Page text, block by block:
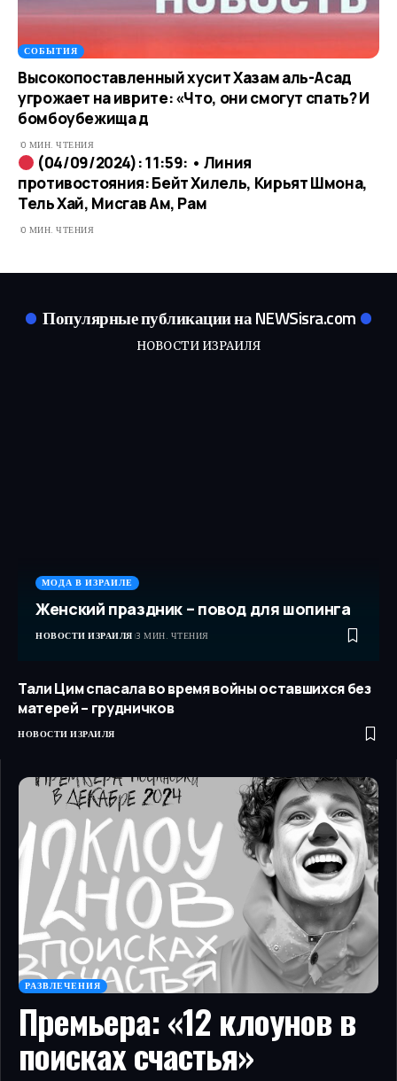
СОБЫТИЯ
Высокопоставленный хусит Хазам аль-Асад
угрожает на иврите: «Что, они смогут спать? И
бомбоубежища д
0 МИН. ЧТЕНИЯ
(04/09/2024): 11:59: • Линия
противостояния: Бейт Хилель, Кирьят Шмона,
Тель Хай, Мисгав Ам, Рам
0 МИН. ЧТЕНИЯ
Популярные публикации на NEWSisra.com
НОВОСТИ ИЗРАИЛЯ
МОДА В ИЗРАИЛЕ
Женский праздник – повод для шопинга
НОВОСТИ ИЗРАИЛЯ 3 МИН. ЧТЕНИЯ
Тали Цим спасала во время войны оставшихся без
матерей – грудничков
НОВОСТИ ИЗРАИЛЯ
РАЗВЛЕЧЕНИЯ
Премьера: «12 клоунов в
поисках счастья»